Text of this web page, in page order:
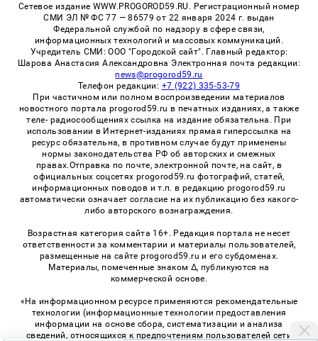
Сетевое издание WWW.PROGOROD59.RU. Регистрационный номер
СМИ ЭЛ № ФС 77 — 86579 от 22 января 2024 г. выдан
Федеральной службой по надзору в сфере связи,
информационных технологий и массовых коммуникаций.
Учредитель СМИ: ООО "Городской сайт". Главный редактор:
Шарова Анастасия Александровна Электронная почта редакции:
news@progorod59.ru
Телефон редакции: +7 (922) 335-53-79
При частичном или полном воспроизведении материалов
новостного портала progorod59.ru в печатных изданиях, а также
теле- радиосообщениях ссылка на издание обязательна. При
использовании в Интернет-изданиях прямая гиперссылка на
ресурс обязательна, в противном случае будут применены
нормы законодательства РФ об авторских и смежных
правах.Отправка по почте, электронной почте, на сайт, в
официальных соцсетях progorod59.ru фотографий, статей,
информационных поводов и т.п. в редакцию progorod59.ru
автоматически означает согласие на их публикацию без какого-
либо авторского вознаграждения.
Возрастная категория сайта 16+. Редакция портала не несет
ответственности за комментарии и материалы пользователей,
размещенные на сайте progorod59.ru и его субдоменах.
Материалы, помеченные знаком Δ, публикуются на
коммерческой основе.
«На информационном ресурсе применяются рекомендательные
технологии (информационные технологии предоставления
информации на основе сбора, систематизации и анализа
сведений, относящихся к предпочтениям пользователей сети